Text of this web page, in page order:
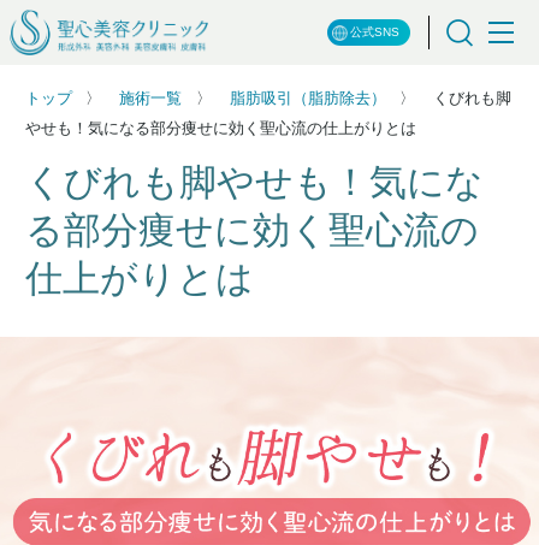
公式SNS
トップ 施術一覧 脂肪吸引（脂肪除去）
くびれも脚
やせも！気になる部分痩せに効く聖心流の仕上がりとは
くびれも脚やせも！気にな
る部分痩せに効く聖心流の
仕上がりとは